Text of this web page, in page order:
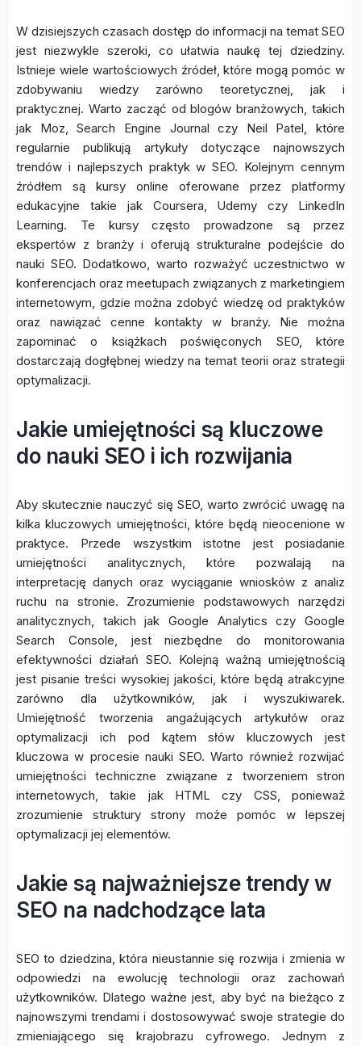
W dzisiejszych czasach dostęp do informacji na temat SEO
jest niezwykle szeroki, co ułatwia naukę tej dziedziny.
Istnieje wiele wartościowych źródeł, które mogą pomóc w
zdobywaniu wiedzy zarówno teoretycznej, jak i
praktycznej. Warto zacząć od blogów branżowych, takich
jak Moz, Search Engine Journal czy Neil Patel, które
regularnie publikują artykuły dotyczące najnowszych
trendów i najlepszych praktyk w SEO. Kolejnym cennym
źródłem są kursy online oferowane przez platformy
edukacyjne takie jak Coursera, Udemy czy LinkedIn
Learning. Te kursy często prowadzone są przez
ekspertów z branży i oferują strukturalne podejście do
nauki SEO. Dodatkowo, warto rozważyć uczestnictwo w
konferencjach oraz meetupach związanych z marketingiem
internetowym, gdzie można zdobyć wiedzę od praktyków
oraz nawiązać cenne kontakty w branży. Nie można
zapominać o książkach poświęconych SEO, które
dostarczają dogłębnej wiedzy na temat teorii oraz strategii
optymalizacji.
Jakie umiejętności są kluczowe
do nauki SEO i ich rozwijania
Aby skutecznie nauczyć się SEO, warto zwrócić uwagę na
kilka kluczowych umiejętności, które będą nieocenione w
praktyce. Przede wszystkim istotne jest posiadanie
umiejętności analitycznych, które pozwalają na
interpretację danych oraz wyciąganie wniosków z analiz
ruchu na stronie. Zrozumienie podstawowych narzędzi
analitycznych, takich jak Google Analytics czy Google
Search Console, jest niezbędne do monitorowania
efektywności działań SEO. Kolejną ważną umiejętnością
jest pisanie treści wysokiej jakości, które będą atrakcyjne
zarówno dla użytkowników, jak i wyszukiwarek.
Umiejętność tworzenia angażujących artykułów oraz
optymalizacji ich pod kątem słów kluczowych jest
kluczowa w procesie nauki SEO. Warto również rozwijać
umiejętności techniczne związane z tworzeniem stron
internetowych, takie jak HTML czy CSS, ponieważ
zrozumienie struktury strony może pomóc w lepszej
optymalizacji jej elementów.
Jakie są najważniejsze trendy w
SEO na nadchodzące lata
SEO to dziedzina, która nieustannie się rozwija i zmienia w
odpowiedzi na ewolucję technologii oraz zachowań
użytkowników. Dlatego ważne jest, aby być na bieżąco z
najnowszymi trendami i dostosowywać swoje strategie do
zmieniającego się krajobrazu cyfrowego. Jednym z